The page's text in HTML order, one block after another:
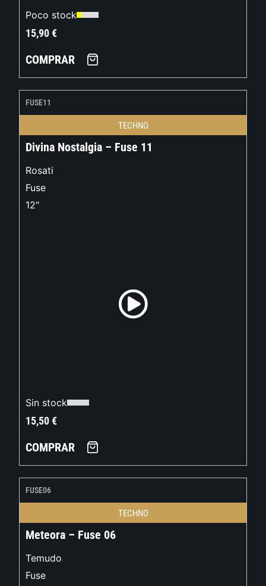
Poco stock
15,90€
COMPRAR
FUSE11
TECHNO
Divina Nostalgia – Fuse 11
Rosati
Fuse
12"
Sin stock
15,50€
COMPRAR
FUSE06
TECHNO
Meteora – Fuse 06
Temudo
Fuse